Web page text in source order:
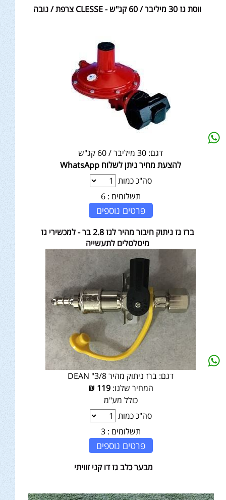
ווסת גז 30 מיליבר / 60 קג"ש - CLESSE צרפת / נובה
דגם: 30 מיליבר / 60 קג"ש
להצעת מחיר ניתן לשלוח WhatsApp
סה"כ כמות
תשלומים : 6
פרטים נוספים
ברז גז ניתוק חיבור מהיר לגז 2.8 בר - למכשירי גז
מיטלטלים לתעשייה
דגם: ברז ניתוק מהיר 3/8" DEAN
המחיר שלנו:119
₪
כולל מע"מ
סה"כ כמות
תשלומים : 3
פרטים נוספים
מבער כלב גז דו קני זוויתי